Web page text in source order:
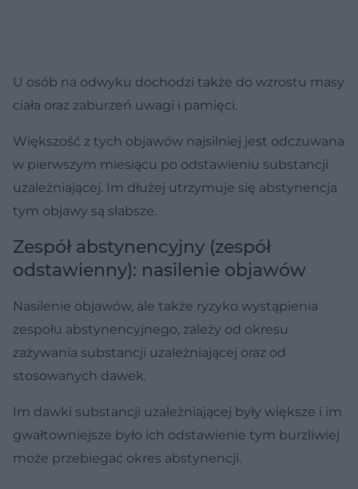
U osób na odwyku dochodzi także do wzrostu masy
ciała oraz zaburzeń uwagi i pamięci.
Większość z tych objawów najsilniej jest odczuwana
w pierwszym miesiącu po odstawieniu substancji
uzależniającej. Im dłużej utrzymuje się abstynencja
tym objawy są słabsze.
Zespół abstynencyjny (zespół
odstawienny): nasilenie objawów
Nasilenie objawów, ale także ryzyko wystąpienia
zespołu abstynencyjnego, zależy od okresu
zażywania substancji uzależniającej oraz od
stosowanych dawek.
Im dawki substancji uzależniającej były większe i im
gwałtowniejsze było ich odstawienie tym burzliwiej
może przebiegać okres abstynencji.